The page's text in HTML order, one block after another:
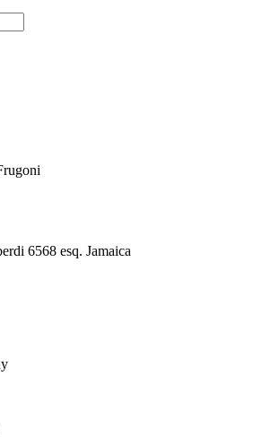
6568 esq. Jamaica